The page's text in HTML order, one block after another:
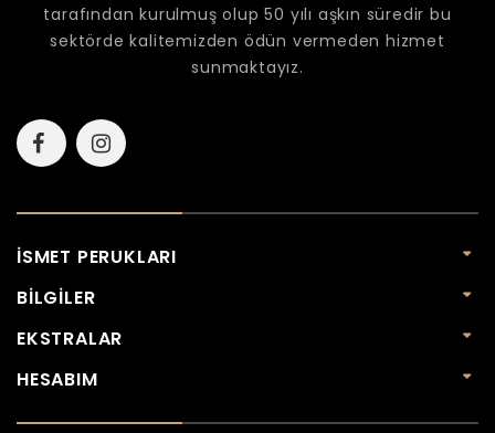
tarafından kurulmuş olup 50 yılı aşkın süredir bu
sektörde kalitemizden ödün vermeden hizmet
sunmaktayız.
İSMET PERUKLARI
BILGILER
EKSTRALAR
HESABIM